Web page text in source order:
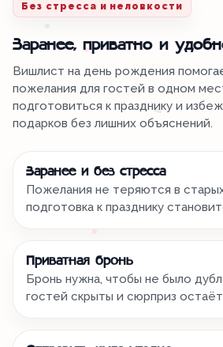
Без стресса и неловкости
Заранее, приватно и
Вишлист на день рождения
пожелания для гостей в одном
подготовиться к празднику и
подарков без лишних объяснений.
Заранее и без стресса
Пожелания не теряются в
подготовка к празднику
Приватная бронь
Бронь нужна, чтобы не было
гостей скрыты и сюрприз